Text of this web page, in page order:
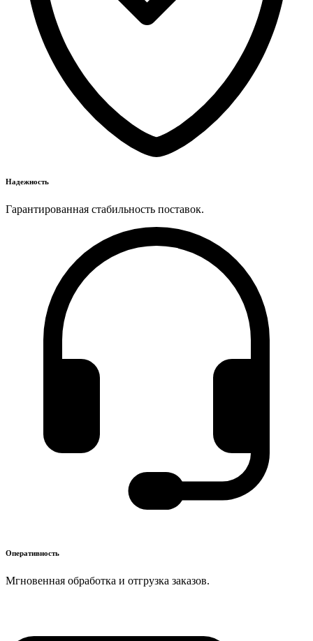
Надежность
Гарантированная стабильность поставок.
Оперативность
Мгновенная обработка и отгрузка заказов.